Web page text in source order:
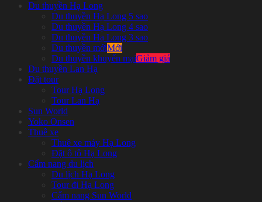
Du thuyền Hạ Long
Du thuyền Hạ Long 5 sao
Du thuyền Hạ Long 4 sao
Du thuyền Hạ Long 3 sao
Du thuyền mới
Du thuyền khuyến mại
Du thuyền Lan Hạ
Đặt tour
Tour Hạ Long
Tour Lan Hạ
Sun World
Yoko Onsen
Thuê xe
Thuê xe máy Hạ Long
Đặt ô tô Hạ Long
Cẩm nang du lịch
Du lịch Hạ Long
Tour đi Hạ Long
Cẩm nang Sun World